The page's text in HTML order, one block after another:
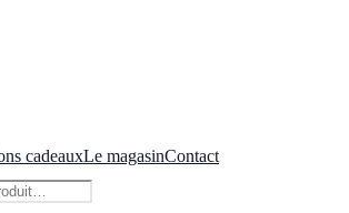
cadeauxLe magasinContact